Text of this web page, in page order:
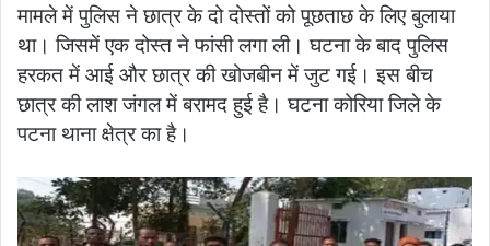
मामले में पुलिस ने छात्र के दो दोस्तों को पूछताछ के लिए बुलाया
था। जिसमें एक दोस्त ने फांसी लगा ली। घटना के बाद पुलिस
हरकत में आई और छात्र की खोजबीन में जुट गई। इस बीच
छात्र की लाश जंगल में बरामद हुई है। घटना कोरिया जिले के
पटना थाना क्षेत्र का है।